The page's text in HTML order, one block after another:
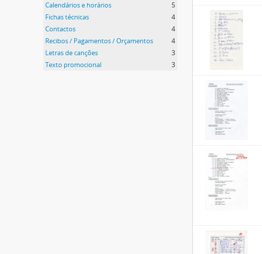
Calendários e horários
5
Fichas técnicas
4
Contactos
4
Recibos / Pagamentos / Orçamentos
4
Letras de canções
3
Texto promocional
3